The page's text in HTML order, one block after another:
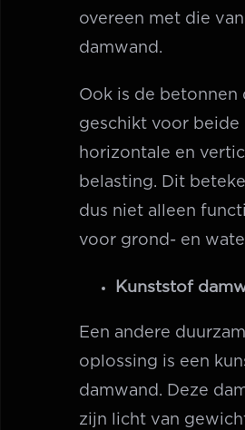
overeen met die
damwand.
Ook is de betonnen
geschikt voor beide
horizontale en
belasting. Dit
dus niet alleen
voor grond- en
Kunststof
Een andere
oplossing is een
damwand. Deze
zijn licht van